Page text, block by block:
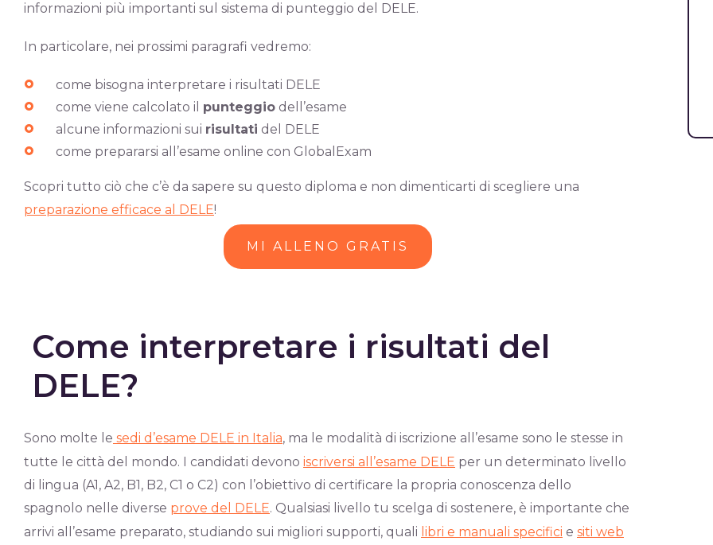
informazioni più importanti sul sistema di punteggio del DELE.
In particolare, nei prossimi paragrafi vedremo:
come bisogna interpretare i risultati DELE
come viene calcolato il punteggio dell’esame
alcune informazioni sui risultati del DELE
come prepararsi all’esame online con GlobalExam
Scopri tutto ciò che c’è da sapere su questo diploma e non dimenticarti di scegliere una
preparazione efficace al DELE!
MI ALLENO GRATIS
Come interpretare i risultati del
DELE?
Sono molte le sedi d’esame DELE in Italia, ma le modalità di iscrizione all’esame sono le stesse in
tutte le città del mondo. I candidati devono iscriversi all’esame DELE per un determinato livello
di lingua (A1, A2, B1, B2, C1 o C2) con l’obiettivo di certificare la propria conoscenza dello
spagnolo nelle diverse prove del DELE. Qualsiasi livello tu scelga di sostenere, è importante che
arrivi all’esame preparato, studiando sui migliori supporti, quali libri e manuali specifici e siti web